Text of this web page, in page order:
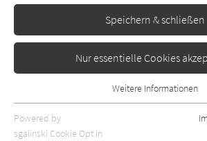
Speichern & schließen
Nur essentielle Cookies
Essentielle Cookies werden für grundlegende
Webseite benötigt. Dadurch ist gewährleistet,
Weitere Informationen
Powered by
sgalinski Cookie Opt In